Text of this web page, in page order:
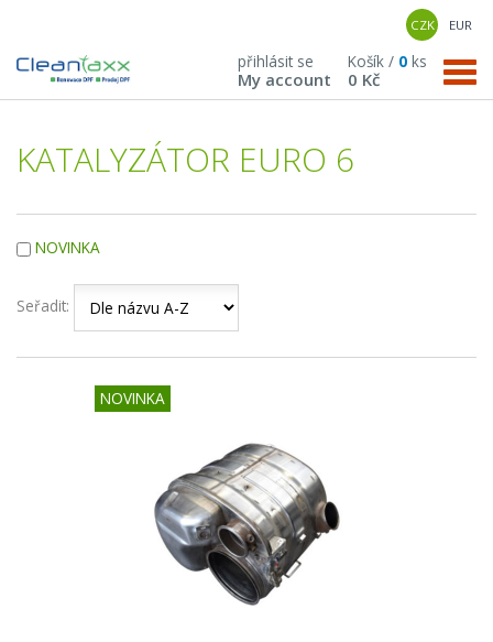
CZK EUR
přihlásit se
My account
Košík / 0 ks
0 Kč
KATALYZÁTOR EURO 6
NOVINKA
Seřadit:
NOVINKA